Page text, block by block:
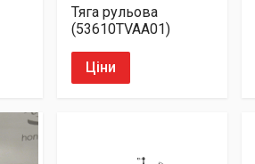
Тяга рульова
(53610TVAA01)
Ціни